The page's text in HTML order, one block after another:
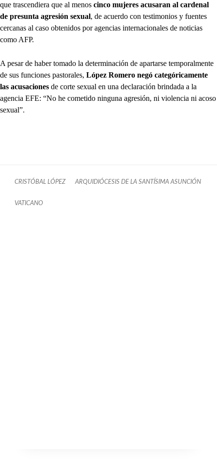
que trascendiera que al menos cinco mujeres acusaran al cardenal
de presunta agresión sexual, de acuerdo con testimonios y fuentes
cercanas al caso obtenidos por agencias internacionales de noticias
como AFP.
A pesar de haber tomado la determinación de apartarse temporalmente
de sus funciones pastorales, López Romero negó categóricamente
las acusaciones de corte sexual en una declaración brindada a la
agencia EFE: “No he cometido ninguna agresión, ni violencia ni acoso
sexual”.
CRISTÓBAL LÓPEZ ARQUIDIÓCESIS DE LA SANTÍSIMA ASUNCIÓN
VATICANO